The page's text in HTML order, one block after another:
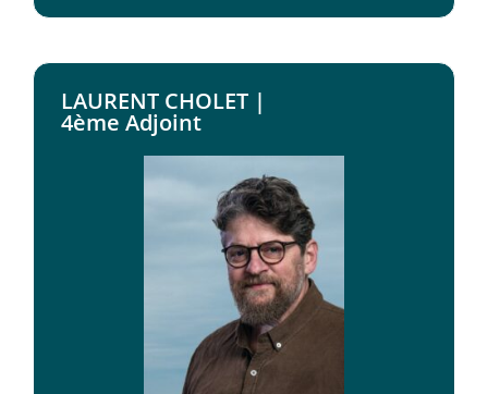
LAURENT CHOLET |
4ème Adjoint